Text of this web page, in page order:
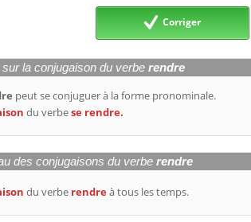
Corriger
la conjugaison du verberendre
peut se conjuguer à la forme pronominale.
du verbese rendre.
des conjugaisons du verberendre
du verbe rendreà tous les temps.